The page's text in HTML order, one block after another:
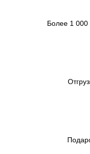
Более 1 000